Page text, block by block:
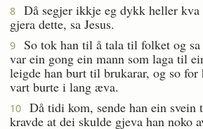
8
Då segjer ikkje eg dykk heller
gjera dette, sa Jesus.
9
So tok han til å tala til folket og
var ein gong ein mann som laga til
leigde han burt til brukarar, og so for
vart burte i lang æva.
10
Då tidi kom, sende han ein svein
kravde at dei skulde gjeva han noko